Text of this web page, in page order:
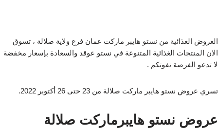
العروض الغذائية من نستو هايبر ماركت عمان فرع ولاية صلالة ، تسوق
الان المنتجات الغذائية المتنوعة في نستو عوقد والسعادة بإسعار مخفضة
لا تدعو الفرصة تفوتكم .
تسري عروض نستو هايبر ماركت صلالة من 23 حتى 26 أكتوبر 2022.
عروض نستو هايبرماركت صلالة